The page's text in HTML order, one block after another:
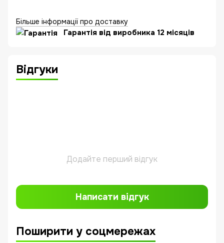
Більше інформації про доставку
Гарантія від виробника 12 місяців
Відгуки
Додайте перший відгук
Написати відгук
Поширити у соцмережах